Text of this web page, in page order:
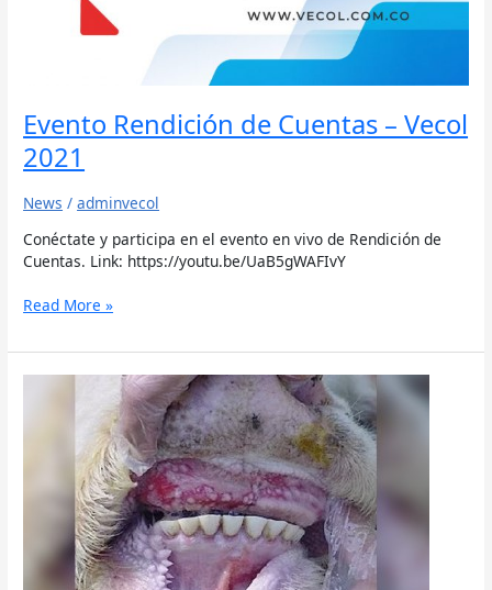
Evento Rendición de Cuentas – Vecol
2021
News /adminvecol
Conéctate y participa en el evento en vivo de Rendición de
Cuentas. Link: https://youtu.be/UaB5gWAFIvY
Read More »
transmisión
de
mortalidad